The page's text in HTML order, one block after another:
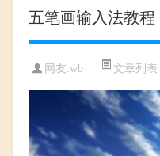
五笔画输入法教程
网友:wb 文章列表